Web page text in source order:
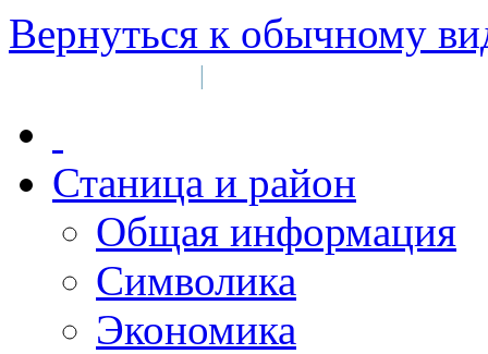
Вернуться к обычному
|
Станица и район
Общая информация
Символика
Экономика